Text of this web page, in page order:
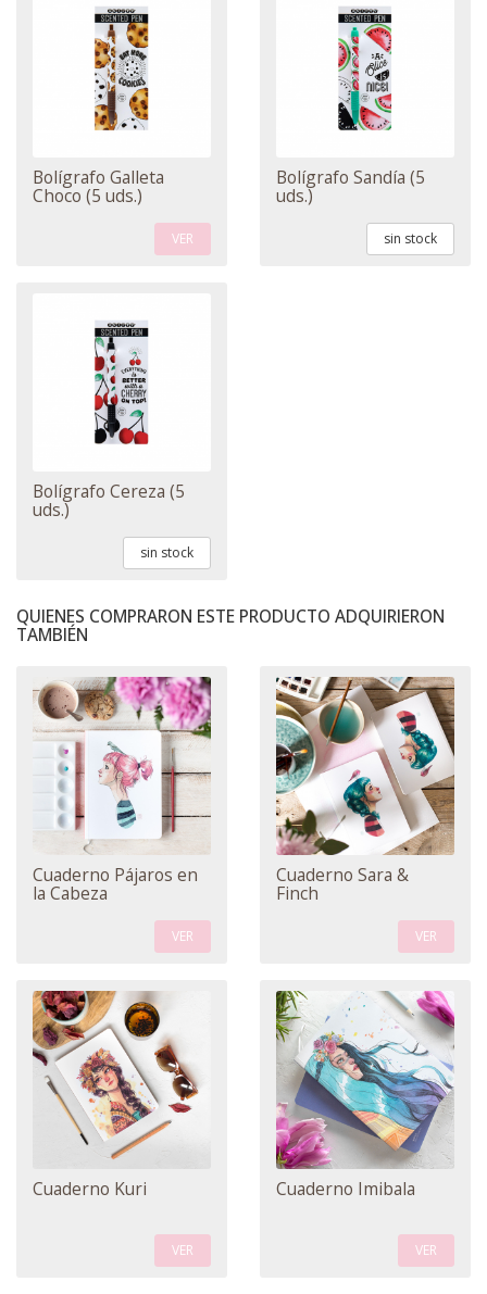
Bolígrafo Galleta
Choco (5 uds.)
VER
Bolígrafo Sandía (5
uds.)
sin stock
Bolígrafo Cereza (5
uds.)
sin stock
QUIENES COMPRARON ESTE PRODUCTO ADQUIRIERON
TAMBIÉN
Cuaderno Pájaros en
la Cabeza
VER
Cuaderno Sara &
Finch
VER
Cuaderno Kuri
VER
Cuaderno Imibala
VER